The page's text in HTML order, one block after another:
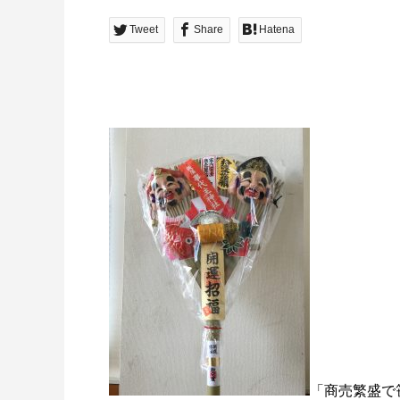
Tweet Share Hatena
「商売繁盛